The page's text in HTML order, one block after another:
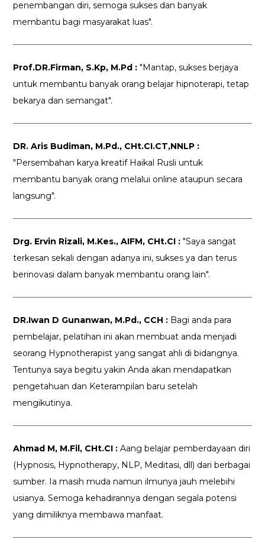
penembangan diri, semoga sukses dan banyak
membantu bagi masyarakat luas".
Prof.DR.Firman, S.Kp, M.Pd : "Mantap, sukses berjaya
untuk membantu banyak orang belajar hipnoterapi, tetap
bekarya dan semangat".
DR. Aris Budiman, M.Pd., CHt.CI.CT,NNLP :
"Persembahan karya kreatif Haikal Rusli untuk
membantu banyak orang melalui online ataupun secara
langsung".
Drg. Ervin Rizali, M.Kes., AIFM, CHt.CI : "Saya sangat
terkesan sekali dengan adanya ini, sukses ya dan terus
berinovasi dalam banyak membantu orang lain".
DR.Iwan D Gunanwan, M.Pd., CCH : Bagi anda para
pembelajar, pelatihan ini akan membuat anda menjadi
seorang Hypnotherapist yang sangat ahli di bidangnya.
Tentunya saya begitu yakin Anda akan mendapatkan
pengetahuan dan Keterampilan baru setelah
mengikutinya.
Ahmad M, M.Fil, CHt.CI : Aang belajar pemberdayaan diri
(Hypnosis, Hypnotherapy, NLP, Meditasi, dll) dari berbagai
sumber. Ia masih muda namun ilmunya jauh melebihi
usianya. Semoga kehadirannya dengan segala potensi
yang dimiliknya membawa manfaat.